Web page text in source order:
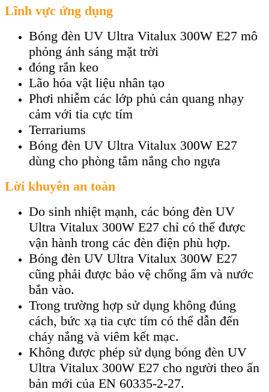
Lĩnh vực ứng dụng
Bóng đèn UV Ultra Vitalux 300W E27 mô
phỏng ánh sáng mặt trời
đóng rắn keo
Lão hóa vật liệu nhân tạo
Phơi nhiễm các lớp phủ cản quang nhạy
cảm với tia cực tím
Terrariums
Bóng đèn UV Ultra Vitalux 300W E27
dùng cho phòng tắm nắng cho ngựa
Lời khuyên an toàn
Do sinh nhiệt mạnh, các bóng đèn UV
Ultra Vitalux 300W E27 chỉ có thể được
vận hành trong các đèn điện phù hợp.
Bóng đèn UV Ultra Vitalux 300W E27
cũng phải được bảo vệ chống ẩm và nước
bắn vào.
Trong trường hợp sử dụng không đúng
cách, bức xạ tia cực tím có thể dẫn đến
cháy nắng và viêm kết mạc.
Không được phép sử dụng bóng đèn UV
Ultra Vitalux 300W E27 cho người theo ấn
bản mới của EN 60335-2-27.